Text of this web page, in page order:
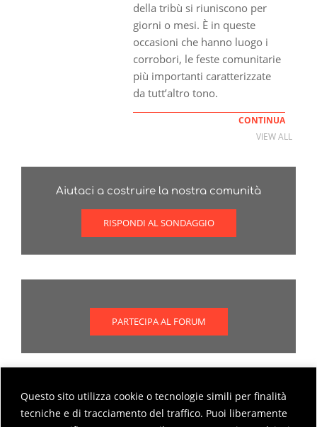
Questo sito utilizza cookie o tecnologie simili per finalità
tecniche e di tracciamento del traffico. Puoi liberamente
della tribù si riuniscono per
giorni o mesi. È in queste
occasioni che hanno luogo i
corrobori, le feste comunitarie
più importanti caratterizzate
da tutt’altro tono.
CONTINUA
VIEW ALL
Aiutaci a costruire la nostra comunità
RISPONDI AL SONDAGGIO
PARTECIPA AL FORUM
Scopri come partecipare al forum